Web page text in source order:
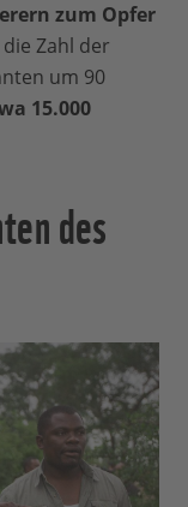
zum Opfer
Zahl der
um 90
15.000
des